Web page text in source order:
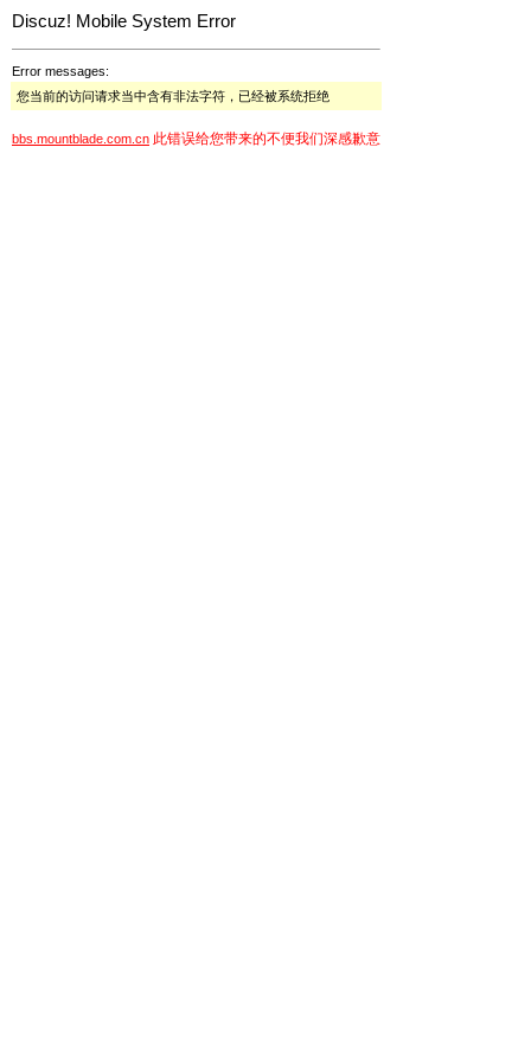
Discuz! Mobile System Error
Error messages:
您当前的访问请求当中含有非法字符，已经被系统拒绝
bbs.mountblade.com.cn 此错误给您带来的不便我们深感歉意